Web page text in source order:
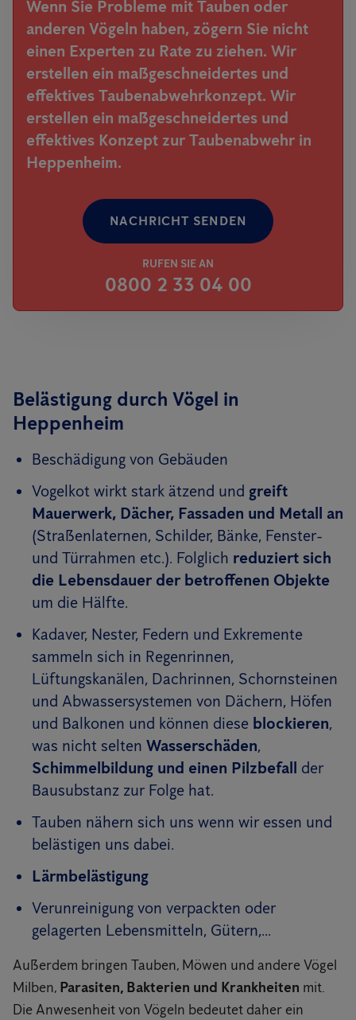
Wenn Sie Probleme mit Tauben oder
anderen Vögeln haben, zögern Sie nicht
einen Experten zu Rate zu ziehen. Wir
erstellen ein maßgeschneidertes und
effektives Taubenabwehrkonzept. Wir
erstellen ein maßgeschneidertes und
effektives Konzept zur Taubenabwehr in
Heppenheim.
NACHRICHT SENDEN
RUFEN SIE AN
0800 2 33 04 00
Belästigung durch Vögel in
Heppenheim
Beschädigung von Gebäuden
Vogelkot wirkt stark ätzend und greift
Mauerwerk, Dächer, Fassaden und Metall an
(Straßenlaternen, Schilder, Bänke, Fenster-
und Türrahmen etc.). Folglich reduziert sich
die Lebensdauer der betroffenen Objekte
um die Hälfte.
Kadaver, Nester, Federn und Exkremente
sammeln sich in Regenrinnen,
Lüftungskanälen, Dachrinnen, Schornsteinen
und Abwassersystemen von Dächern, Höfen
und Balkonen und können diese blockieren,
was nicht selten Wasserschäden,
Schimmelbildung und einen Pilzbefall
der
Bausubstanz zur Folge hat.
Tauben nähern sich uns wenn wir essen und
belästigen uns dabei.
Lärmbelästigung
Verunreinigung von verpackten oder
gelagerten Lebensmitteln, Gütern,...
Außerdem bringen Tauben, Möwen und andere Vögel
Milben, Parasiten, Bakterien und Krankheiten mit.
Die Anwesenheit von Vögeln bedeutet daher ein